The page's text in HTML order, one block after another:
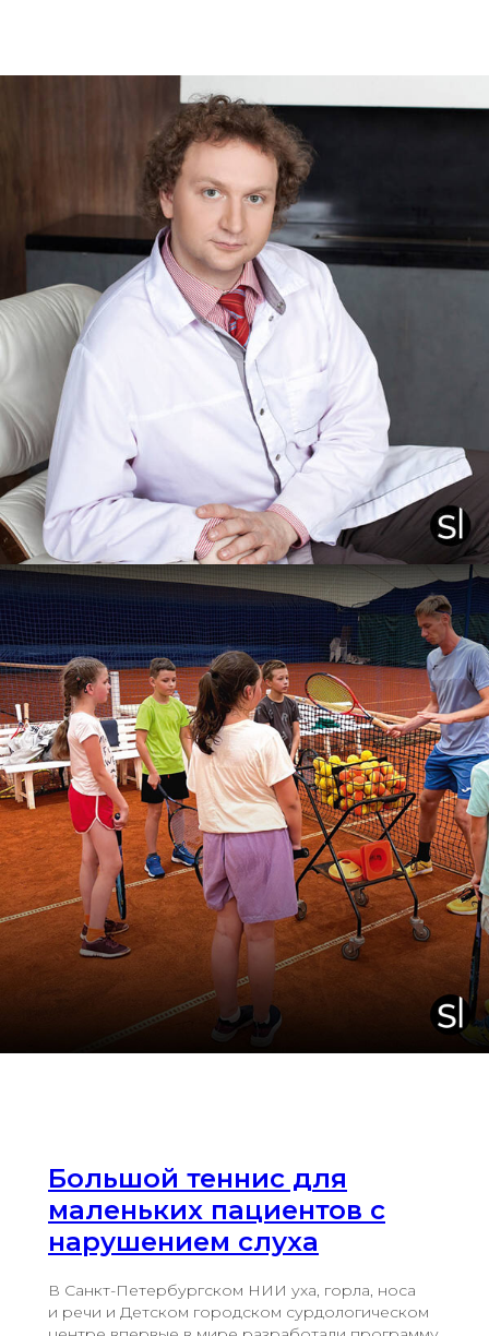
Большой теннис для
маленьких пациентов с
нарушением слуха
В Санкт-­Петербургском НИИ уха, горла, носа
и речи и Детском городском сурдологическом